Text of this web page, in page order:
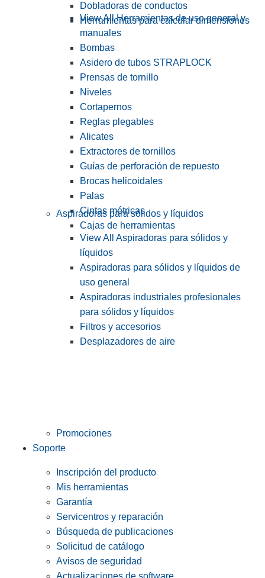
Dobladoras de conductos
Herramientas para calcular dimensiones
View All Herramientas de uso general y
manuales
Bombas
Asidero de tubos STRAPLOCK
Prensas de tornillo
Niveles
Cortapernos
Reglas plegables
Alicates
Extractores de tornillos
Guías de perforación de repuesto
Brocas helicoidales
Palas
Cintas métricas
Cajas de herramientas
Aspiradoras para sólidos y líquidos
View All Aspiradoras para sólidos y
líquidos
Aspiradoras para sólidos y líquidos de
uso general
Aspiradoras industriales profesionales
para sólidos y líquidos
Filtros y accesorios
Desplazadores de aire
Promociones
Soporte
Inscripción del producto
Mis herramientas
Garantía
Servicentros y reparación
Búsqueda de publicaciones
Solicitud de catálogo
Avisos de seguridad